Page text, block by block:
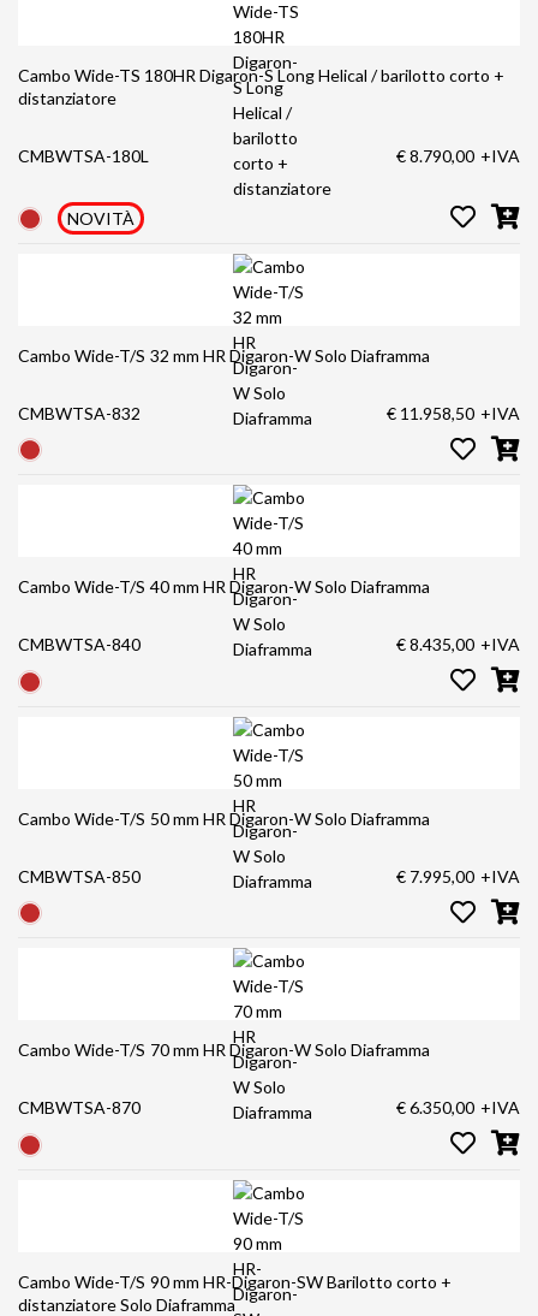
Cambo Wide-TS 180HR Digaron-S Long Helical / barilotto corto +
distanziatore
CMBWTSA-180L € 8.790,00 +IVA
NOVITÀ
Cambo Wide-T/S 32 mm HR Digaron-W Solo Diaframma
CMBWTSA-832 € 11.958,50 +IVA
Cambo Wide-T/S 40 mm HR Digaron-W Solo Diaframma
CMBWTSA-840 € 8.435,00 +IVA
Cambo Wide-T/S 50 mm HR Digaron-W Solo Diaframma
CMBWTSA-850 € 7.995,00 +IVA
Cambo Wide-T/S 70 mm HR Digaron-W Solo Diaframma
CMBWTSA-870 € 6.350,00 +IVA
Cambo Wide-T/S 90 mm HR-Digaron-SW Barilotto corto +
distanziatore Solo Diaframma